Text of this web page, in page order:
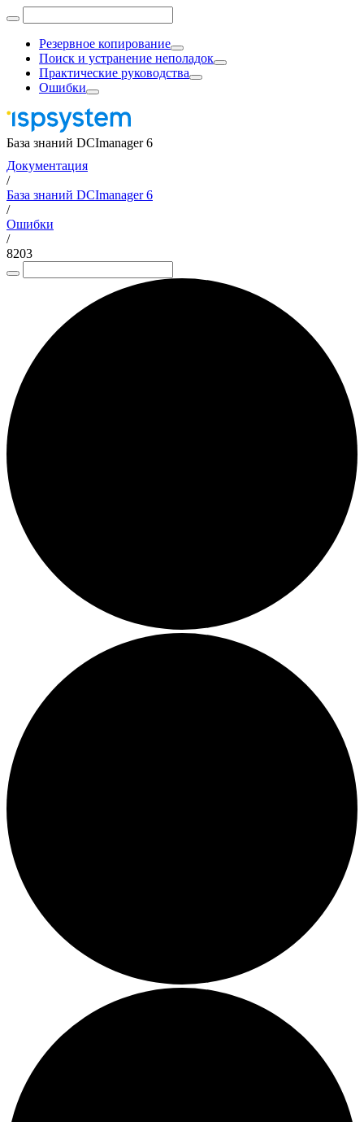
Резервное копирование
Поиск и устранение неполадок
Практические руководства
Ошибки
База знаний DCImanager 6
Документация
/
База знаний DCImanager 6
/
Ошибки
/
8203